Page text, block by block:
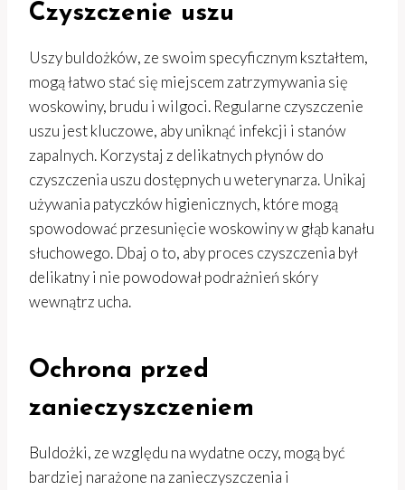
Czyszczenie uszu
Uszy buldożków, ze swoim specyficznym kształtem,
mogą łatwo stać się miejscem zatrzymywania się
woskowiny, brudu i wilgoci. Regularne czyszczenie
uszu jest kluczowe, aby uniknąć infekcji i stanów
zapalnych. Korzystaj z delikatnych płynów do
czyszczenia uszu dostępnych u weterynarza. Unikaj
używania patyczków higienicznych, które mogą
spowodować przesunięcie woskowiny w głąb kanału
słuchowego. Dbaj o to, aby proces czyszczenia był
delikatny i nie powodował podrażnień skóry
wewnątrz ucha.
Ochrona przed
zanieczyszczeniem
Buldożki, ze względu na wydatne oczy, mogą być
bardziej narażone na zanieczyszczenia i